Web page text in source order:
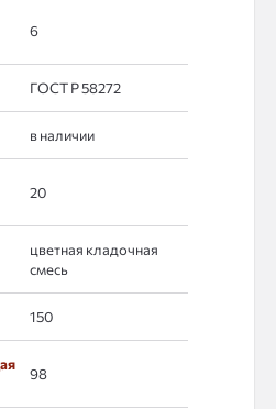
6
ГОСТ Р 58272
в наличии
20
цветная кладочная
смесь
150
98